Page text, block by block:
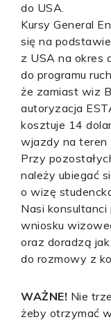
do USA.
Kursy General
się na
z USA na okres
do programu
że zamiast wiz
autoryzacja
kosztuje 14
wjazdy na teren
Przy
należy ubiegać
o wizę
Nasi
wniosku
oraz doradzą
do rozmowy z
WAŻNE! Nie
żeby otrzymać